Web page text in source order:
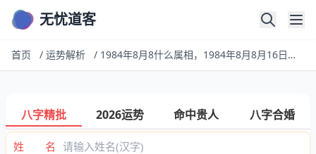
无忧道客
首页 / 运势解析 / 1984年8月8什么属相，1984年8月8月16日属鼠是什么命
八字精批 2026运势 命中贵人 八字合婚
姓 名